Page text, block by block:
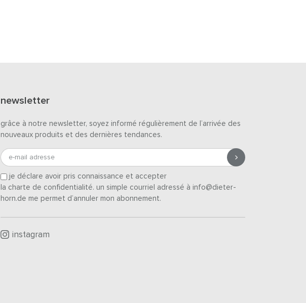
newsletter
grâce à notre newsletter, soyez informé régulièrement de l’arrivée des
nouveaux produits et des dernières tendances.
e-mail adresse
je déclare avoir pris connaissance et accepter
la charte de confidentialité. un simple courriel adressé à info@dieter-
horn.de me permet d’annuler mon abonnement.
instagram